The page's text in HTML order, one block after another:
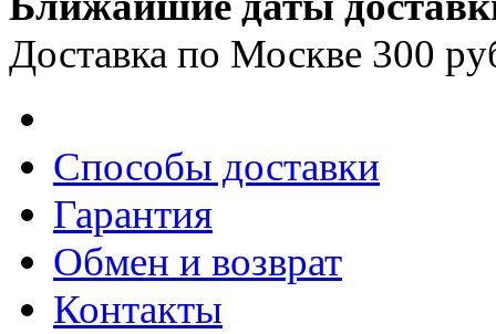
Доставка по Москве 300
Способы доставки
Гарантия
Обмен и возврат
Контакты